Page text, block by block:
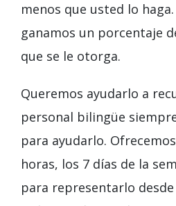
menos que usted lo
ganamos un porcentaje
que se le otorga.
Queremos ayudarlo a
personal bilingüe
para ayudarlo.
horas, los 7 días de la
para representarlo